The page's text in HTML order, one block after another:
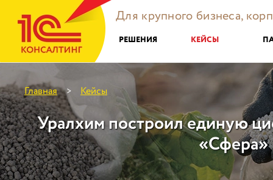
Для крупного бизнеса,
РЕШЕНИЯ КЕЙСЫ
Главная > Кейсы
Уралхим построил единую
«Сфера»